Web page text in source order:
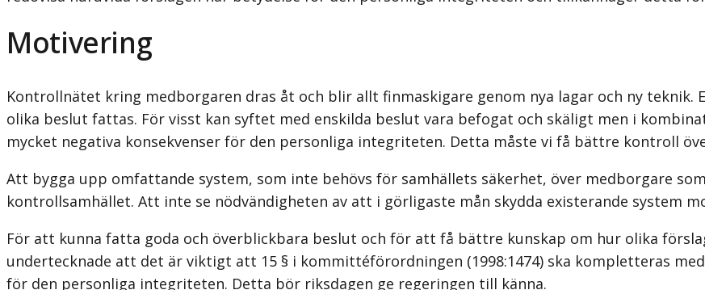
Motivering
Kontrollnätet kring medborgaren dras åt och blir allt finmaskigare genom nya lagar och ny teknik.
olika beslut fattas. För visst kan syftet med enskilda beslut vara befogat och skäligt men i
mycket negativa konsekvenser för den personliga integriteten. Detta måste vi få bättre kontroll
Att bygga upp omfattande system, som inte behövs för samhällets säkerhet, över medborgare
kontrollsamhället. Att inte se nödvändigheten av att i görligaste mån skydda existerande system
För att kunna fatta goda och överblickbara beslut och för att få bättre kunskap om hur olika
undertecknade att det är viktigt att 15 § i kommittéförordningen (1998:1474) ska kompletteras
för den personliga integriteten. Detta bör riksdagen ge regeringen till känna.